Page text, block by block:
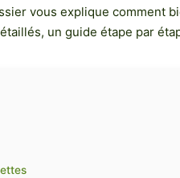
vous explique comment
un guide étape par